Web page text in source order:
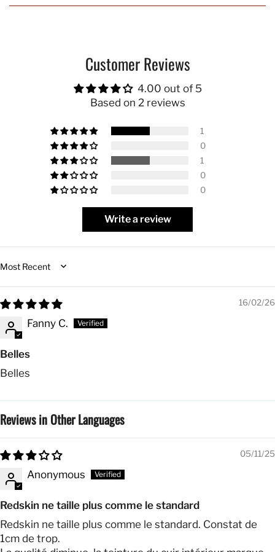
Customer Reviews
4.00 out of 5
Based on 2 reviews
1
0
1
0
0
Write a review
Sort by
16/02/26
Fanny C.
Belles
Belles
Reviews in Other Languages
05/11/25
Anonymous
Redskin ne taille plus comme le standard
Redskin ne taille plus comme le standard. Constat de
1cm de trop.